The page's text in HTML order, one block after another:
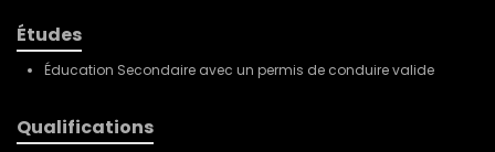
Études
Éducation Secondaire avec un permis de conduire valide
Qualifications